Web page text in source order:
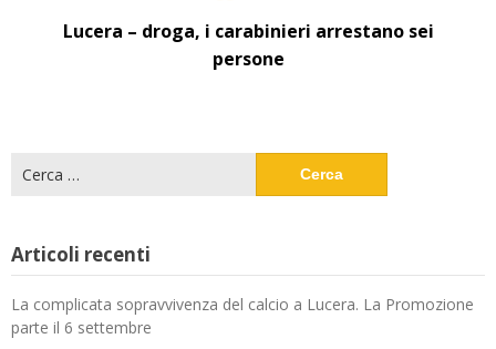
Lucera – droga, i carabinieri arrestano sei
persone
per:
Articoli recenti
La complicata sopravvivenza del calcio a Lucera. La Promozione
parte il 6 settembre